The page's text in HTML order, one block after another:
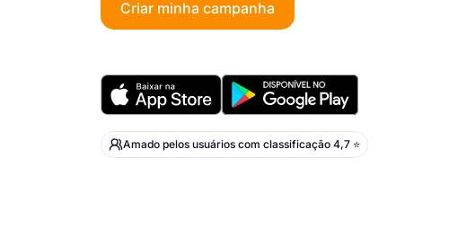
Criar minha campanha
Amado pelos usuários com classificação 4,7 ⭐